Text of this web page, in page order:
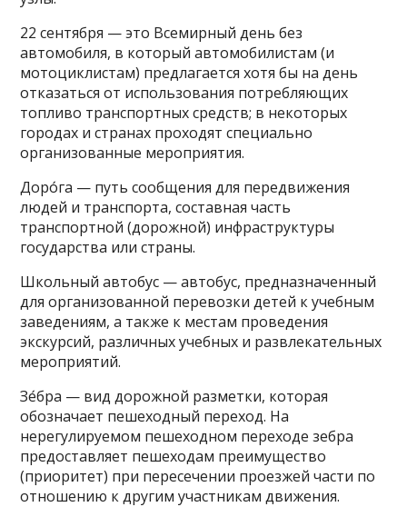
22 сентября — это Всемирный день без
автомобиля, в который автомобилистам (и
мотоциклистам) предлагается хотя бы на день
отказаться от использования потребляющих
топливо транспортных средств; в некоторых
городах и странах проходят специально
организованные мероприятия.
Доро́га — путь сообщения для передвижения
людей и транспорта, составная часть
транспортной (дорожной) инфраструктуры
государства или страны.
Школьный автобус — автобус, предназначенный
для организованной перевозки детей к учебным
заведениям, а также к местам проведения
экскурсий, различных учебных и развлекательных
мероприятий.
Зе́бра — вид дорожной разметки, которая
обозначает пешеходный переход. На
нерегулируемом пешеходном переходе зебра
предоставляет пешеходам преимущество
(приоритет) при пересечении проезжей части по
отношению к другим участникам движения.